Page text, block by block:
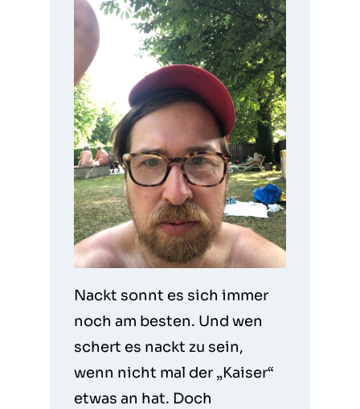
Nackt sonnt es sich immer
noch am besten. Und wen
schert es nackt zu sein,
wenn nicht mal der „Kaiser“
etwas an hat. Doch